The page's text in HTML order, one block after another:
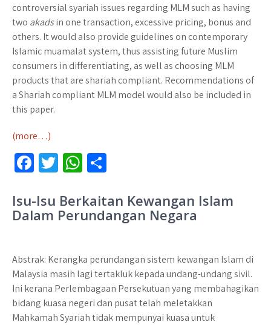
controversial syariah issues regarding MLM such as having
two akadsin one transaction, excessive pricing, bonus and
others. It would also provide guidelines on contemporary
Islamic muamalat system, thus assisting future Muslim
consumers in differentiating, as well as choosing MLM
products that are shariah compliant. Recommendations of
a Shariah compliant MLM model would also be included in
this paper.
(more…)
Fa
b
o
k
T
tt
er
W
at
sA
p
ar
e
Isu-Isu Berkaitan Kewangan Islam
Dalam Perundangan Negara
Abstrak: Kerangka perundangan sistem kewangan Islam di
Malaysia masih lagi tertakluk kepada undang-undang sivil.
Ini kerana Perlembagaan Persekutuan yang membahagikan
bidang kuasa negeri dan pusat telah meletakkan
Mahkamah Syariah tidak mempunyai kuasa untuk